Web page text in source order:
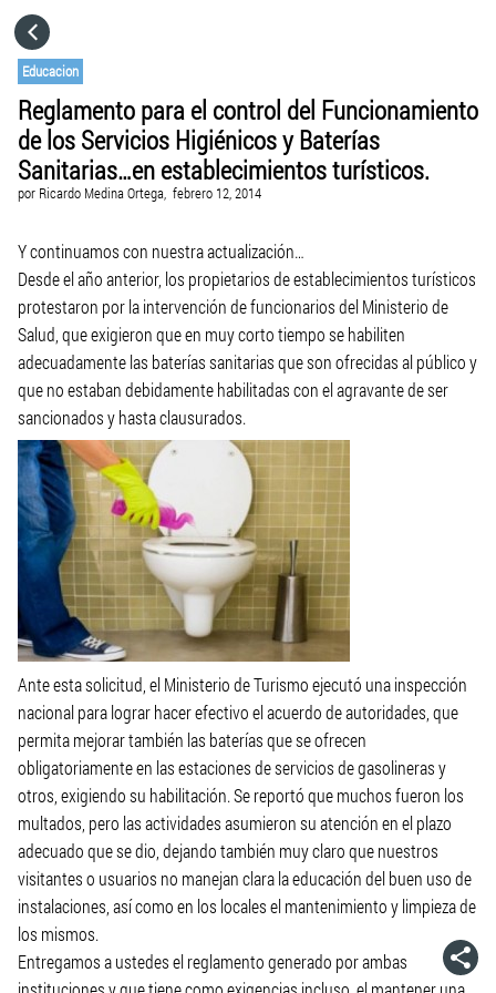
Educacion
Reglamento para el control del Funcionamiento
de los Servicios Higiénicos y Baterías
Sanitarias…en establecimientos turísticos.
por Ricardo Medina Ortega, febrero 12, 2014
Y continuamos con nuestra actualización…
Desde el año anterior, los propietarios de establecimientos turísticos
protestaron por la intervención de funcionarios del Ministerio de
Salud, que exigieron que en muy corto tiempo se habiliten
adecuadamente las baterías sanitarias que son ofrecidas al público y
que no estaban debidamente habilitadas con el agravante de ser
sancionados y hasta clausurados.
Ante esta solicitud, el Ministerio de Turismo ejecutó una inspección
nacional para lograr hacer efectivo el acuerdo de autoridades, que
permita mejorar también las baterías que se ofrecen
obligatoriamente en las estaciones de servicios de gasolineras y
otros, exigiendo su habilitación. Se reportó que muchos fueron los
multados, pero las actividades asumieron su atención en el plazo
adecuado que se dio, dejando también muy claro que nuestros
visitantes o usuarios no manejan clara la educación del buen uso de
instalaciones, así como en los locales el mantenimiento y limpieza de
los mismos.
Entregamos a ustedes el reglamento generado por ambas
CATEGORÍAS
IR A
VISITA EL SITIO WEB